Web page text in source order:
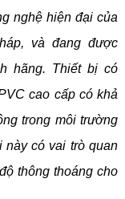
nghệ hiện đại của
và đang được
hãng. Thiết bị có
cao cấp có khả
trong môi trường
này có vai trò quan
thông thoáng cho